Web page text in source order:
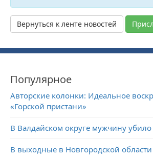
Вернуться к ленте новостей
Популярное
Авторские колонки: Идеальное
«Горской пристани»
В Валдайском округе мужчину убило
В выходные в Новгородской